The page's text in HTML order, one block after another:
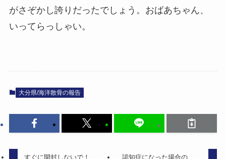
がさぞかし誇りだったでしょう。おばあちゃん、
いってらっしゃい。
大分県/海洋散骨の報告
すぐに​開封しないで！​
認知症に​なった​場合の​